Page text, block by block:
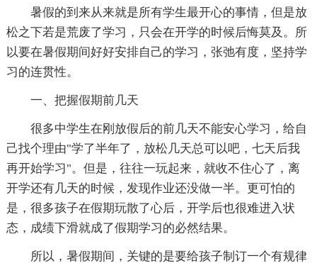
暑假的到来从来就是所有学生最开心的事情，但是放
松之下若是荒废了学习，只会在开学的时候后悔莫及。所
以要在暑假期间好好安排自己的学习，张弛有度，坚持学
习的连贯性。
一、把握假期前几天
很多中学生在刚放假后的前几天不能安心学习，给自
己找个理由"学了半年了，放松几天总可以吧，七天后我
再开始学习"。但是，往往一玩起来，就收不住心了，离
开学还有几天的时候，发现作业还没做一半。更可怕的
是，很多孩子在假期玩散了心后，开学后也很难进入状
态，成绩下滑就成了假期学习的必然结果。
所以，暑假期间，关键的是要给孩子制订一个有规律